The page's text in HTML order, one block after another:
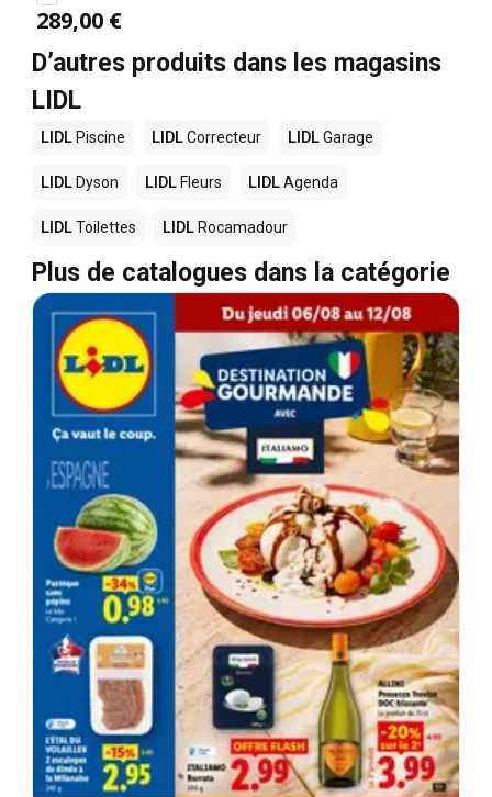
289,00 €
D’autres produits dans les magasins
LIDL
LIDL Piscine LIDLCorrecteur LIDLGarage
LIDL Dyson LIDL Fleurs LIDLAgenda
LIDLToilettes LIDL Rocamadour
Plus de catalogues dans la catégorie